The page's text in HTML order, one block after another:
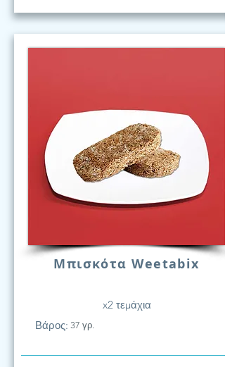
Μπισκότα Weetabix
x2 τεμάχια
Βάρος: 37 γρ.